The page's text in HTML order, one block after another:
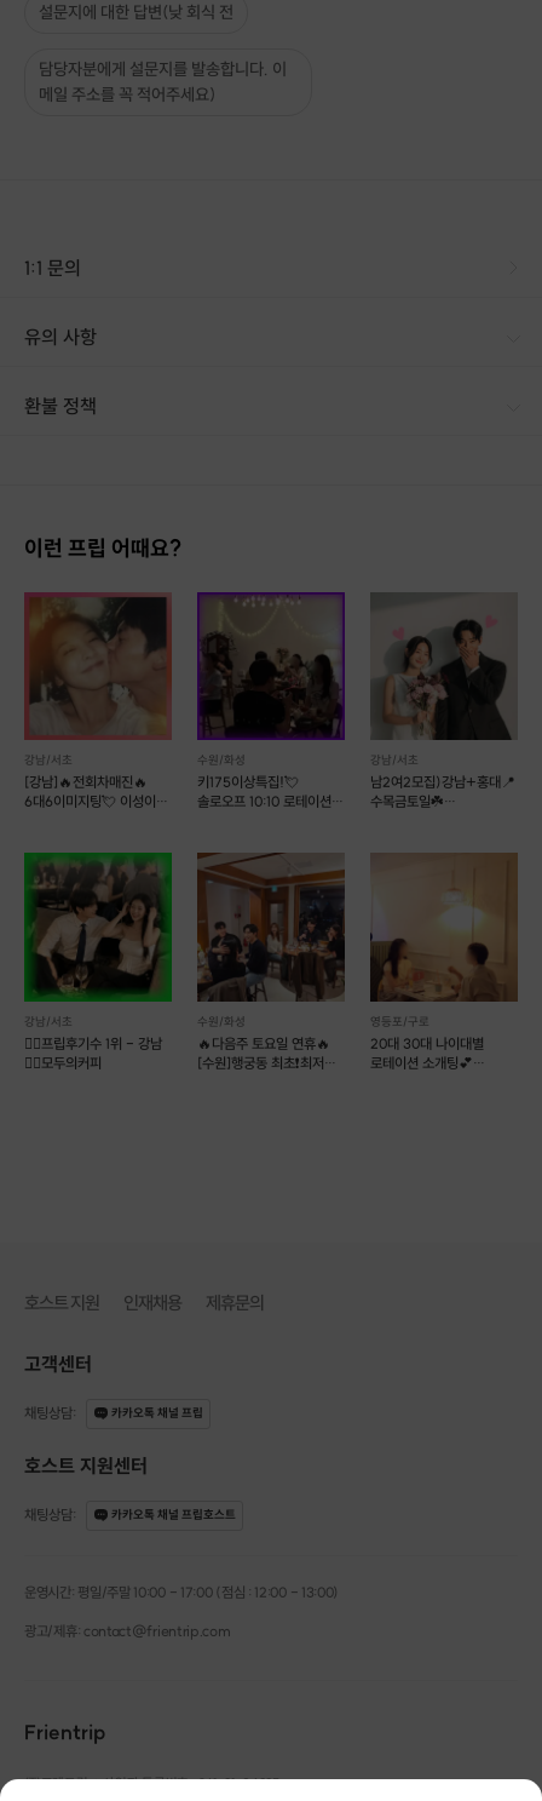
설문지에 대한 답변(낮 회식 전
담당자분에게 설문지를 발송합니다. 이
메일 주소를 꼭 적어주세요)
1:1 문의
유의 사항
환불 정책
이런 프립 어때요?
강남/서초
[강남]🔥전회차매진🔥
6대6이미지팅💘 이성이
수원/화성
키175이상특집!💘
솔로오프 10:10 로테이션
강남/서초
남2여2모집)강남+홍대📍
수목금토일☘️
강남/서초
❤️‍🔥프립후기수 1위 - 강남
❤️‍🔥모두의커피
수원/화성
🔥다음주 토요일 연휴🔥
[수원]행궁동 최초❗️최저가❗️
영등포/구로
20대 30대 나이대별
로테이션 소개팅💕
호스트 지원 인재채용 제휴문의
고객센터
채팅상담: 카카오톡 채널 프립
호스트 지원센터
채팅상담: 카카오톡 채널 프립호스트
운영시간: 평일/주말 10:00 - 17:00 (점심 : 12:00 - 13:00)
광고/제휴: contact@frientrip.com
Frientrip
㈜프렌트립 | 사업자 등록번호 : 261-81-04385